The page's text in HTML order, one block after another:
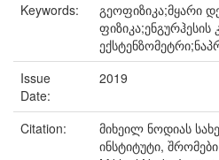
Keywords:
გეოფიზიკა;მყარი
Issue
Date:
2019
Citation:
მიხეილ ნოდიას
ინსტიტუტი,